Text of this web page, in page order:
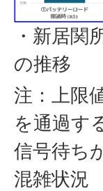
・新居関
の推移
注：上限
を通過す
信号待ち
混雑状況